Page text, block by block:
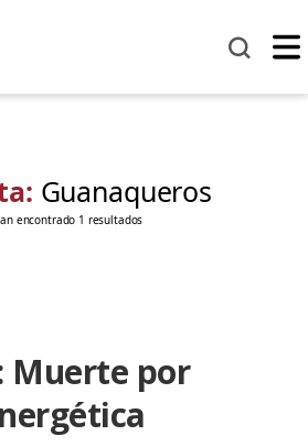
Guanaqueros
encontrado 1 resultados
Muerte por